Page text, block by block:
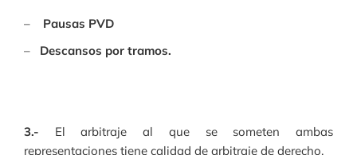
– Pausas PVD
– Descansos por tramos.
3.- El arbitraje al que se someten ambas
representaciones tiene calidad de arbitraje de derecho.